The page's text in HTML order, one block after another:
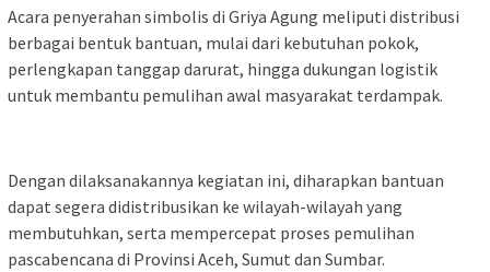
Acara penyerahan simbolis di Griya Agung meliputi distribusi
berbagai bentuk bantuan, mulai dari kebutuhan pokok,
perlengkapan tanggap darurat, hingga dukungan logistik
untuk membantu pemulihan awal masyarakat terdampak.
Dengan dilaksanakannya kegiatan ini, diharapkan bantuan
dapat segera didistribusikan ke wilayah-wilayah yang
membutuhkan, serta mempercepat proses pemulihan
pascabencana di Provinsi Aceh, Sumut dan Sumbar.